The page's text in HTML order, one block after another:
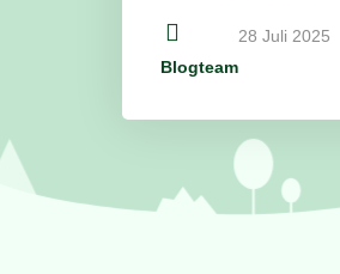
Blogteam
28 Juli 2025